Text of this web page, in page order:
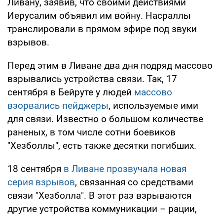
Иерусалим объявил им войну. Насраллы
транслировали в прямом эфире под звуки
взрывов.
Перед этим в Ливане два дня подряд массово
взрывались устройства связи. Так, 17
сентября в Бейруте у людей массово
взорвались пейджеры, используемые ими
для связи. Известно о большом количестве
раненых, в том числе сотни боевиков
"Хезболлы", есть также десятки погибших.
18 сентября в Ливане прозвучала новая
серия взрывов, связанная со средствами
связи "Хезболла". В этот раз взрываются
другие устройства коммуникации – рации,